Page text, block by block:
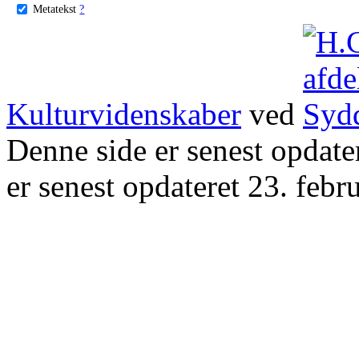
Metatekst ?
Kulturvidenskaber ved
Denne side er senest
er senest opdateret 23.